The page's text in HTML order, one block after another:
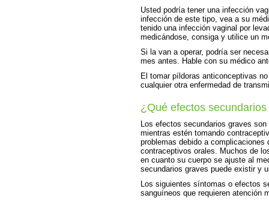
Usted podría tener una infección
infección de este tipo, vea a su
tenido una infección vaginal por
medicándose, consiga y utilice un
Si la van a operar, podría ser
mes antes. Hable con su médico
El tomar píldoras anticonceptivas
cualquier otra enfermedad de
¿Qué efectos
Los efectos secundarios graves
mientras estén tomando
problemas debido a complicaciones
contraceptivos orales. Muchos de
en cuanto su cuerpo se ajuste al
secundarios graves puede existir y
Los siguientes síntomas o efectos
sanguíneos que requieren atención